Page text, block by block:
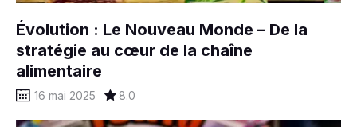
Évolution : Le Nouveau Monde – De la
stratégie au cœur de la chaîne
alimentaire
16 mai 2025 8.0